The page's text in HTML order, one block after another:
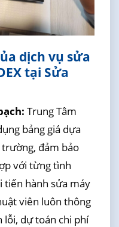
dịch vụ sửa
tại Sửa
Trung Tâm
bảng giá dựa
đảm bảo
với từng tình
tiến hành sửa máy
viên luôn thông
lỗi, dự toán chi phí